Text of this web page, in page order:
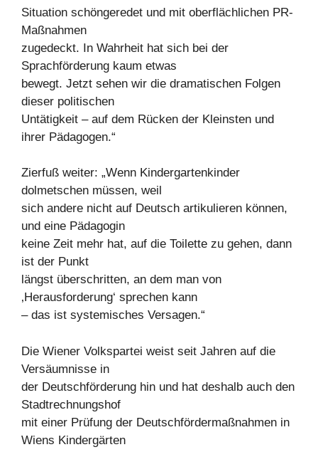
Situation schöngeredet und mit oberflächlichen PR-
Maßnahmen
zugedeckt. In Wahrheit hat sich bei der
Sprachförderung kaum etwas
bewegt. Jetzt sehen wir die dramatischen Folgen
dieser politischen
Untätigkeit – auf dem Rücken der Kleinsten und
ihrer Pädagogen.“
Zierfuß weiter: „Wenn Kindergartenkinder
dolmetschen müssen, weil
sich andere nicht auf Deutsch artikulieren können,
und eine Pädagogin
keine Zeit mehr hat, auf die Toilette zu gehen, dann
ist der Punkt
längst überschritten, an dem man von
‚Herausforderung‘ sprechen kann
– das ist systemisches Versagen.“
Die Wiener Volkspartei weist seit Jahren auf die
Versäumnisse in
der Deutschförderung hin und hat deshalb auch den
Stadtrechnungshof
mit einer Prüfung der Deutschfördermaßnahmen in
Wiens Kindergärten